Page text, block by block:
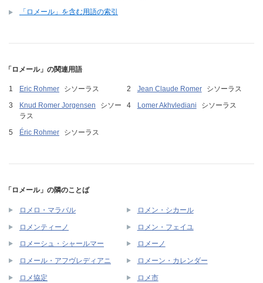
「ロメール」を含む用語の索引
「ロメール」の関連用語
Eric Rohmer シソーラス Jean Claude Romer
シソーラス
Knud Romer Jorgensen
シソー
ラス
Lomer Akhvlediani シソーラス
Éric Rohmer シソーラス
「ロメール」の隣のことば
ロメロ・マラバル ロメン・シカール
ロメンティーノ ロメン・フェイユ
ロメーシュ・シャールマー ロメーノ
ロメール・アフヴレディアニ ロメーン・カレンダー
ロメ協定 ロメ市